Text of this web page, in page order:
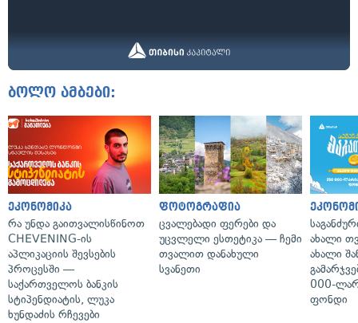
ბოლო ამბები:
ეკონომიკა
რა უნდა გაითვალისწინოთ
CHEVENING-ის
აპლიკაციის შევსების
პროცესში —
საქართველოს ბანკის
სტიპენდიატის, ლუკა
ხუნდაძის რჩევები
ფოტოგრაფია
ცვალებადი ფერები და
უცვლელი ესთეტიკა — ჩემი
თვალით დანახული
სვანეთი
ახალი
ახალი
000-
ფონდი